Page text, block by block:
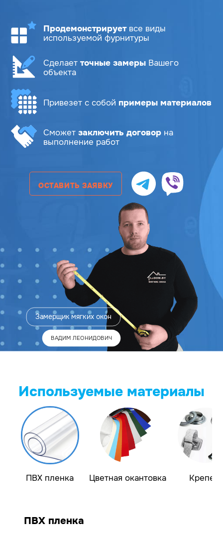
Продемонстрируетвсе виды
используемой фурнитуры
Сделаетточные замеры Вашего
объекта
Привезет с собой примеры материалов
Сможетзаключить договор на
выполнение работ
ОСТАВИТЬ ЗАЯВКУ
Замерщикмягких окон
ВАДИМ ЛЕОНИДОВИЧ
Используемые материалы
ПВХ пленка Цветная окантовка Крепеж
ПВХ пленка